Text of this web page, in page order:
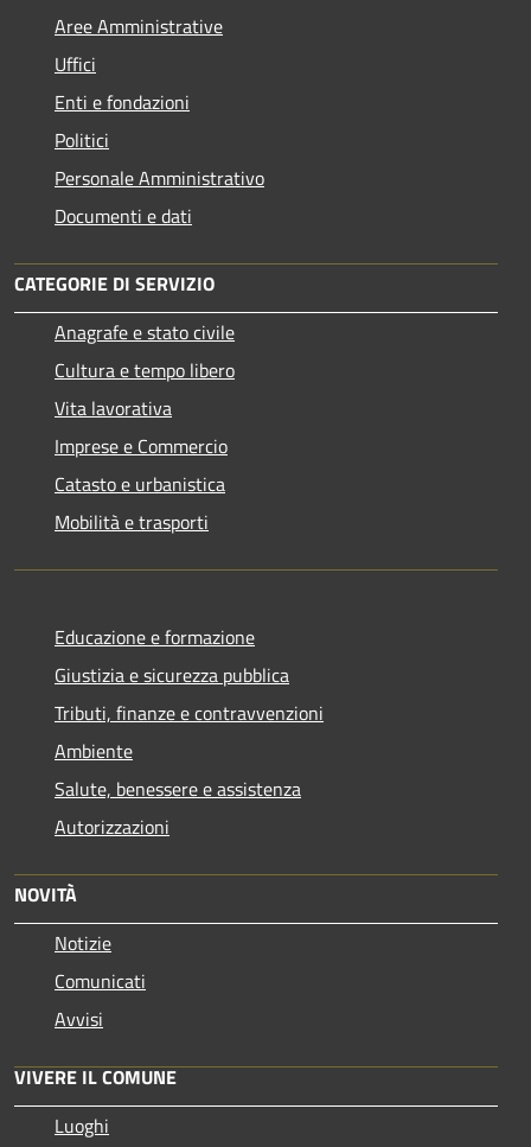
Aree Amministrative
Uffici
Enti e fondazioni
Politici
Personale Amministrativo
Documenti e dati
CATEGORIE DI SERVIZIO
Anagrafe e stato civile
Cultura e tempo libero
Vita lavorativa
Imprese e Commercio
Catasto e urbanistica
Mobilità e trasporti
Educazione e formazione
Giustizia e sicurezza pubblica
Tributi, finanze e contravvenzioni
Ambiente
Salute, benessere e assistenza
Autorizzazioni
NOVITÀ
Notizie
Comunicati
Avvisi
VIVERE IL COMUNE
Luoghi